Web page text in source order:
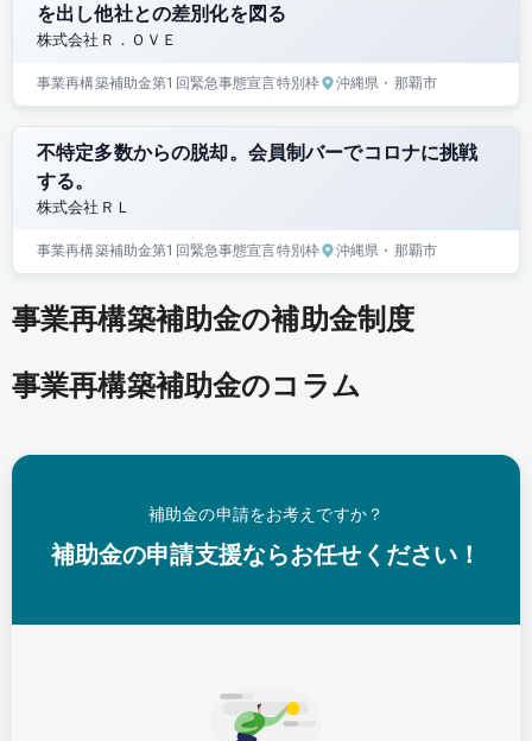
を出し他社との差別化を図る
株式会社Ｒ．ＯＶＥ
事業再構築補助金第1回緊急事態宣言特別枠 沖縄県 ・那覇市
不特定多数からの脱却。会員制バーでコロナに挑戦
する。
株式会社ＲＬ
事業再構築補助金第1回緊急事態宣言特別枠 沖縄県 ・那覇市
事業再構築補助金の補助金制度
事業再構築補助金のコラム
補助金の申請をお考えですか？
補助金の申請支援ならお任せください！